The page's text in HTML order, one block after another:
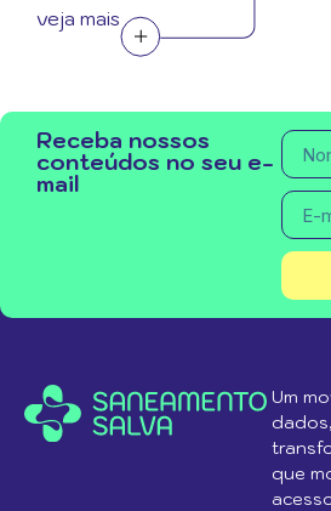
veja mais
Receba nossos
conteúdos no seu e-
mail
Um
que